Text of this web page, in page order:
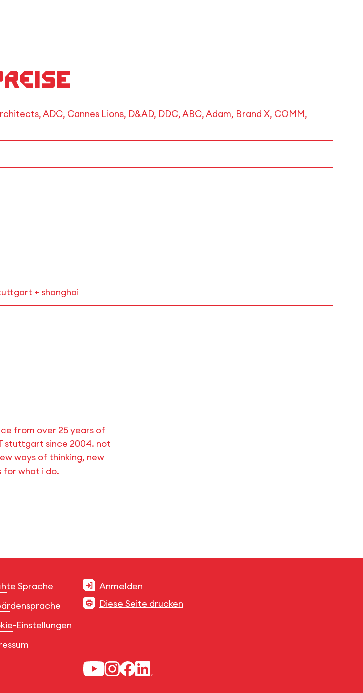
ADC, Cannes Lions, D&AD, DDC, ABC, Adam, Brand X, COMM,
+ shanghai
from over 25 years of
stuttgart since 2004. not
ways of thinking, new
for what i do.
Sprache
Einstellungen
Anmelden
Diese Seite drucken